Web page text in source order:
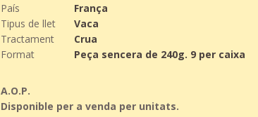
País
França
Tipus de llet
Vaca
Tractament
Crua
Format
Peça sencera de 240g. 9 per caixa
A.O.P.
Disponible per a venda per unitats.